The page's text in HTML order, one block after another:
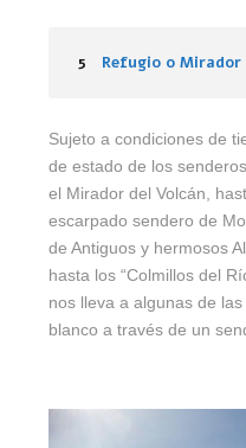
5 Refugio o Mirador
Sujeto a condiciones de
de estado de los
el Mirador del Volcán,
escarpado sendero de
de Antiguos y hermosos
hasta los “Colmillos del
nos lleva a algunas de
blanco a través de un